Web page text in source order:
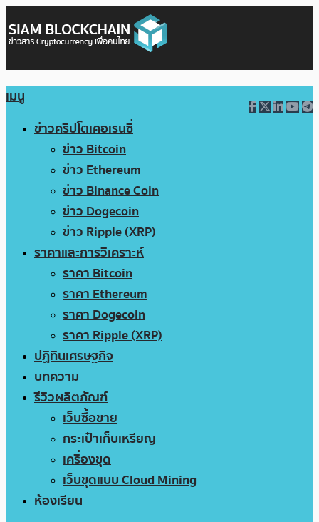
เมนู
ข่าวคริปโตเคอเรนซี่
ข่าว Bitcoin
ข่าว Ethereum
ข่าว Binance Coin
ข่าว Dogecoin
ข่าว Ripple (XRP)
ราคาและการวิเคราะห์
ราคา Bitcoin
ราคา Ethereum
ราคา Dogecoin
ราคา Ripple (XRP)
ปฏิทินเศรษฐกิจ
บทความ
รีวิวผลิตภัณฑ์
เว็บซื้อขาย
กระเป๋าเก็บเหรียญ
เครื่องขุด
เว็บขุดแบบ Cloud Mining
ห้องเรียน